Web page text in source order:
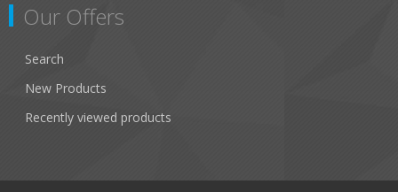
Our Offers
Search
New Products
Recently viewed products